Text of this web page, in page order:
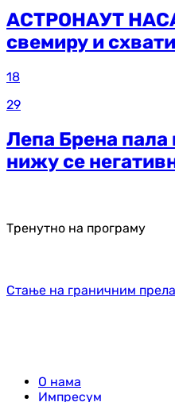
АСТРОНАУТ
свемиру и
18
29
Лепа Брена пала
нижу се
Тренутно на програму
Стање на граничним
О нама
Импресум